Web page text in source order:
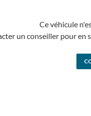
Ce véhicule
un conseiller pour en